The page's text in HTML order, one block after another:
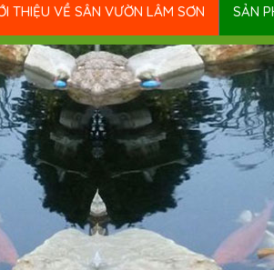
THIỆU VỀ SÂN VƯỜN LÂM SƠN SẢN